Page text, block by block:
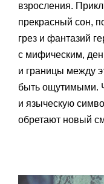
взросления.
прекрасный сон,
грез и фантазий
с мифическим,
и границы между
быть ощутимыми.
и языческую
обретают новый